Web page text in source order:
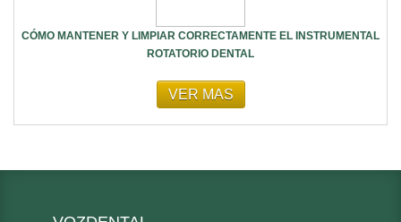
CÓMO MANTENER Y LIMPIAR CORRECTAMENTE EL INSTRUMENTAL
ROTATORIO DENTAL
VER MAS